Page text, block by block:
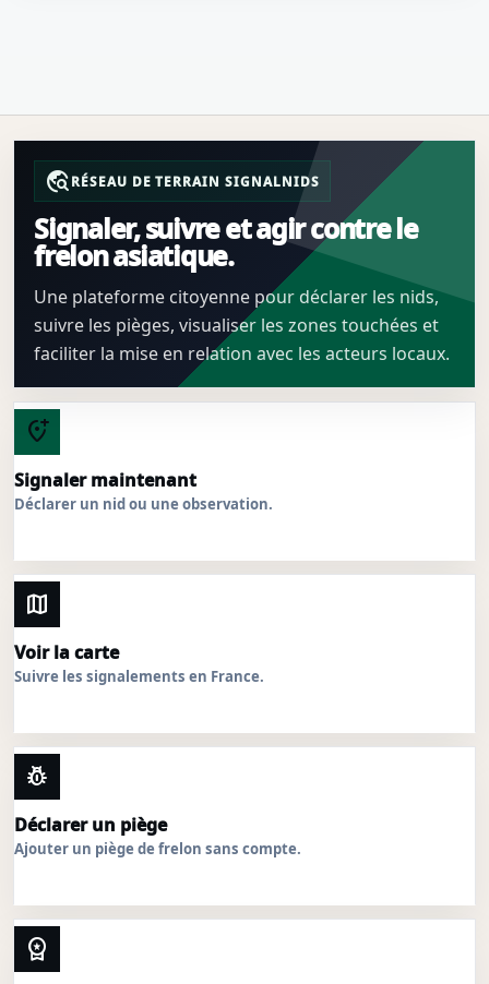
travel_exploreRÉSEAU DE TERRAIN SIGNALNIDS
Signaler, suivre et agir contre le
frelon asiatique.
Une plateforme citoyenne pour déclarer les nids,
suivre les pièges, visualiser les zones touchées et
faciliter la mise en relation avec les acteurs locaux.
add_location_alt
Signaler maintenant
Déclarer un nid ou une observation.
map
Voir la carte
Suivre les signalements en France.
pest_control
Déclarer un piège
Ajouter un piège de frelon sans compte.
workspace_premium